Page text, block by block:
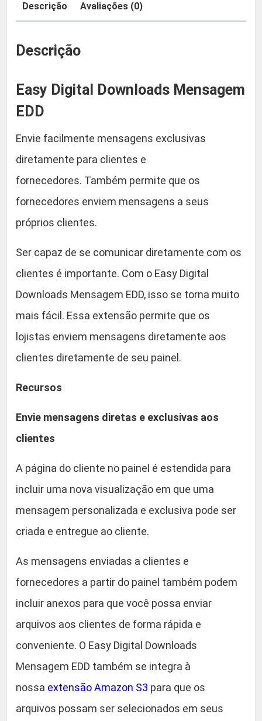
R
5
9
9
,
.
o
o
d
s
e
n
s
g
m
E
D
q
u
n
i
d
d
e
Descrição Avaliações (0)
Descrição
Easy Digital Downloads Mensagem
EDD
Envie facilmente mensagens exclusivas
diretamente para clientes e
fornecedores. Também permite que os
fornecedores enviem mensagens a seus
próprios clientes.
Ser capaz de se comunicar diretamente com os
clientes é importante. Com o Easy Digital
Downloads Mensagem EDD, isso se torna muito
mais fácil. Essa extensão permite que os
lojistas enviem mensagens diretamente aos
clientes diretamente de seu painel.
Recursos
Envie mensagens diretas e exclusivas aos
clientes
A página do cliente no painel é estendida para
incluir uma nova visualização em que uma
mensagem personalizada e exclusiva pode ser
criada e entregue ao cliente.
As mensagens enviadas a clientes e
fornecedores a partir do painel também podem
incluir anexos para que você possa enviar
arquivos aos clientes de forma rápida e
conveniente. O Easy Digital Downloads
Mensagem EDD também se integra à
nossa extensão Amazon S3 para que os
arquivos possam ser selecionados em seus